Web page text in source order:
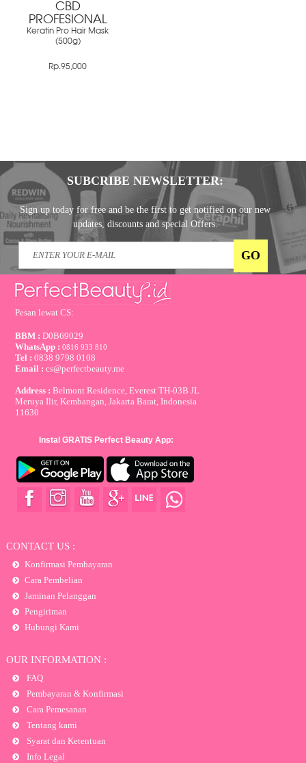
CBD
PROFESIONAL
Keratin Pro Hair Mask
(500g)
Rp.95,000
SUBCRIBE NEWSLETTER:
Sign up today for free and be the first to get notified on our new
updates, discounts and special Offers.
Pesan lewat CS:
BBM : D0B69029
WhatsApp :0816 933 810
Tel :0838 9798 0108
Email :cs@perfectbeauty.me
Address : Belmont Residence, Everest TH-03B JL
Meruya Ilir, Kembangan, Jakarta Barat, Indonesia
11630
Instal GRATIS Perfect Beauty App:
CONTACT US :
Konfirmasi Pembayaran
Cara Pembelian
Jaminan Pelanggan
Pengiriman
Hubungi Kami
OUR INFORMATION :
FAQ
Pembayaran & Konfirmasi
Cara Pemesanan
Tentang kami
Syarat dan Ketentuan
Info Legal